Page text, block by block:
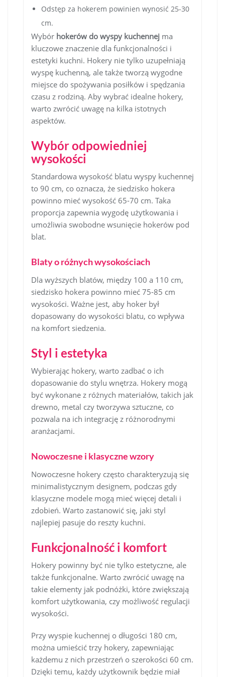
Odstęp za hokerem powinien wynosić 25-30
cm.
Wybór hokerów do wyspy kuchennej ma
kluczowe znaczenie dla funkcjonalności i
estetyki kuchni. Hokery nie tylko uzupełniają
wyspę kuchenną, ale także tworzą wygodne
miejsce do spożywania posiłków i spędzania
czasu z rodziną. Aby wybrać idealne hokery,
warto zwrócić uwagę na kilka istotnych
aspektów.
Wybór odpowiedniej
wysokości
Standardowa wysokość blatu wyspy kuchennej
to 90 cm, co oznacza, że siedzisko hokera
powinno mieć wysokość 65-70 cm. Taka
proporcja zapewnia wygodę użytkowania i
umożliwia swobodne wsunięcie hokerów pod
blat.
Blaty o różnych wysokościach
Dla wyższych blatów, między 100 a 110 cm,
siedzisko hokera powinno mieć 75-85 cm
wysokości. Ważne jest, aby hoker był
dopasowany do wysokości blatu, co wpływa
na komfort siedzenia.
Styl i estetyka
Wybierając hokery, warto zadbać o ich
dopasowanie do stylu wnętrza. Hokery mogą
być wykonane z różnych materiałów, takich jak
drewno, metal czy tworzywa sztuczne, co
pozwala na ich integrację z różnorodnymi
aranżacjami.
Nowoczesne i klasyczne wzory
Nowoczesne hokery często charakteryzują się
minimalistycznym designem, podczas gdy
klasyczne modele mogą mieć więcej detali i
zdobień. Warto zastanowić się, jaki styl
najlepiej pasuje do reszty kuchni.
Funkcjonalność i komfort
Hokery powinny być nie tylko estetyczne, ale
także funkcjonalne. Warto zwrócić uwagę na
takie elementy jak podnóżki, które zwiększają
komfort użytkowania, czy możliwość regulacji
wysokości.
Przy wyspie kuchennej o długości 180 cm,
można umieścić trzy hokery, zapewniając
każdemu z nich przestrzeń o szerokości 60 cm.
Dzięki temu, każdy użytkownik będzie miał